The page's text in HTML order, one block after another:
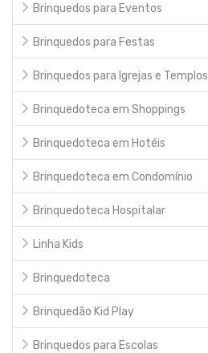
Brinquedos para Eventos
Brinquedos para Festas
Brinquedos para Igrejas e Templos
Brinquedoteca em Shoppings
Brinquedoteca em Hotéis
Brinquedoteca em Condomínio
Brinquedoteca Hospitalar
Linha Kids
Brinquedoteca
Brinquedão Kid Play
Brinquedos para Escolas